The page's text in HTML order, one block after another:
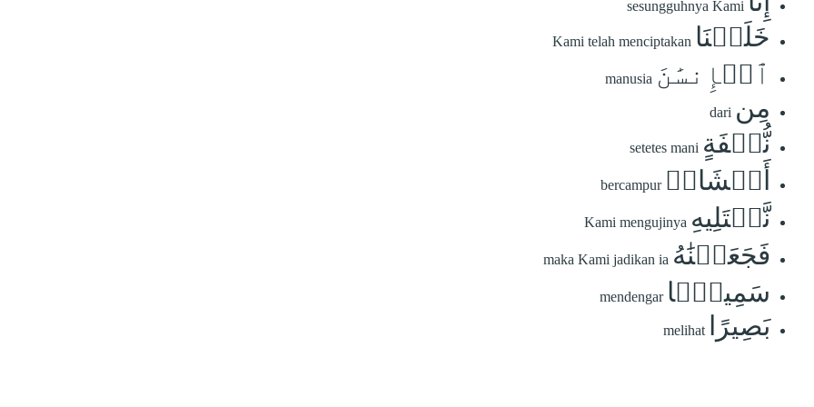
sesungguhnya Kami
خَلَقۡنَا Kami telah menciptakan
ٱلۡإِنسَٰنَ manusia
مِن dari
نُّطۡفَةٍ setetes mani
أَمۡشَاجٖ bercampur
نَّبۡتَلِيهِ Kami mengujinya
فَجَعَلۡنَٰهُ maka Kami jadikan ia
سَمِيعَۢا mendengar
بَصِيرًا melihat